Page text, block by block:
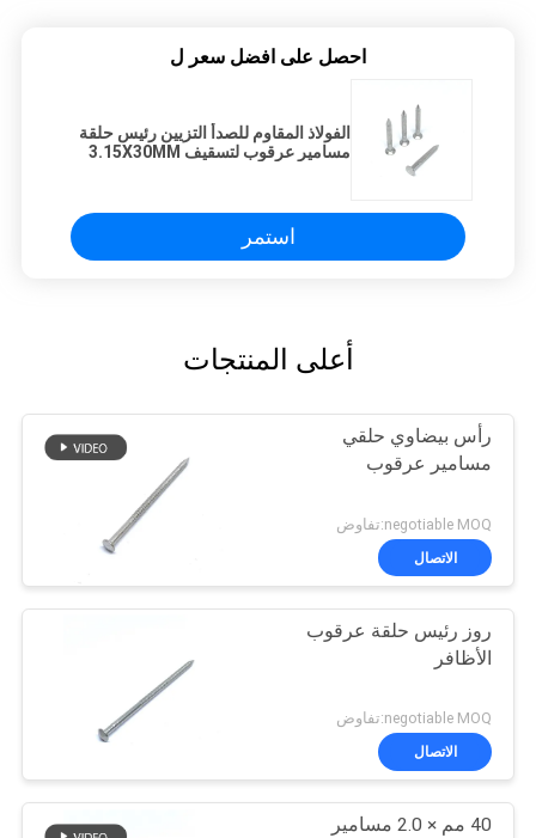
احصل على افضل سعر ل
الفولاذ المقاوم للصدأ التزيين رئيس حلقة
مسامير عرقوب لتسقيف 3.15X30MM
استمر
أعلى المنتجات
رأس بيضاوي حلقي
مسامير عرقوب
negotiable MOQ:تفاوض
الاتصال
روز رئيس حلقة عرقوب
الأظافر
negotiable MOQ:تفاوض
الاتصال
40 مم × 2.0 مسامير